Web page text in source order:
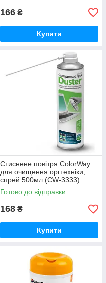
166 ₴
Купити
Стиснене повітря ColorWay
для очищення оргтехніки,
спрей 500мл (CW-3333)
Готово до відправки
168 ₴
Купити